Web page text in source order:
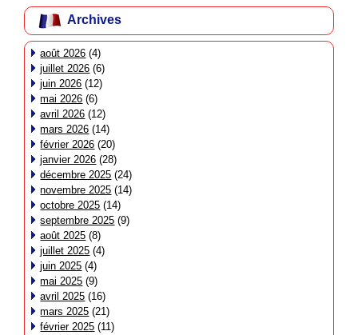
Archives
août 2026 (4)
juillet 2026 (6)
juin 2026 (12)
mai 2026 (6)
avril 2026 (12)
mars 2026 (14)
février 2026 (20)
janvier 2026 (28)
décembre 2025 (24)
novembre 2025 (14)
octobre 2025 (14)
septembre 2025 (9)
août 2025 (8)
juillet 2025 (4)
juin 2025 (4)
mai 2025 (9)
avril 2025 (16)
mars 2025 (21)
février 2025 (11)